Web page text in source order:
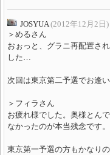
JOSYUA(2012年12月2日)
＞めるさん
おぉっと、グラニ再配置さ
した…
次回は東京第二予選でお逢い
＞フィラさん
お疲れ様でした。奥様とん
なかったのが本当残念です。
東京第一予選の方もかなり